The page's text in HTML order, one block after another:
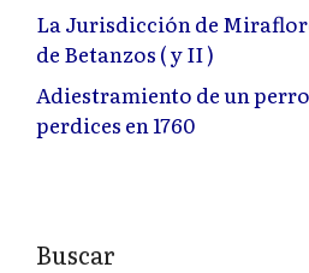
La Jurisdicción de
de Betanzos ( y II )
Adiestramiento de un
perdices en 1760
Buscar